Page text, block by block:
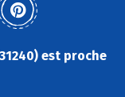
est proche